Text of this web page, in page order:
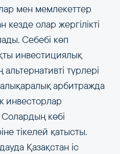
мен мемлекеттер
олар жергілікті
Себебі көп
инвестициялық
түрлері
арбитражда
инвесторлар
көбі
тікелей қатысты.
Қазақстан іс